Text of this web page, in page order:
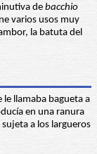
debacchio
varios usos muy
la batuta del
le llamaba bagueta a
en una ranura
a los largueros